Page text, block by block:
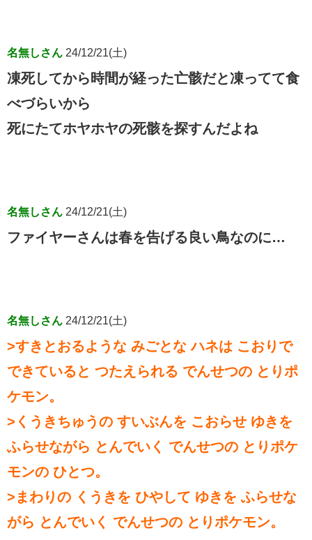
名無しさん 24/12/21(土)
凍死してから時間が経った亡骸だと凍ってて食
べづらいから
死にたてホヤホヤの死骸を探すんだよね
名無しさん 24/12/21(土)
ファイヤーさんは春を告げる良い鳥なのに…
名無しさん 24/12/21(土)
>すきとおるような みごとな ハネは こおりで
できていると つたえられる でんせつの とりポ
ケモン。
>くうきちゅうの すいぶんを こおらせ ゆきを
ふらせながら とんでいく でんせつの とりポケ
モンの ひとつ。
>まわりの くうきを ひやして ゆきを ふらせな
がら とんでいく でんせつの とりポケモン。